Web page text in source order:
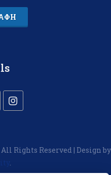
Rights Reserved | Design by
.